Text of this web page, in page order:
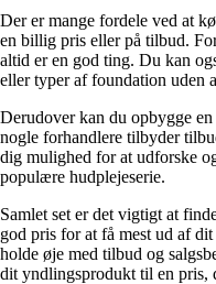
Der er mange fordele ved at
en billig pris eller på tilbud.
altid er en god ting. Du kan
eller typer af foundation uden
Derudover kan du opbygge
nogle forhandlere tilbyder
dig mulighed for at udforske
populære hudplejeserie.
Samlet set er det vigtigt at
god pris for at få mest ud af
holde øje med tilbud og
dit yndlingsprodukt til en pris,